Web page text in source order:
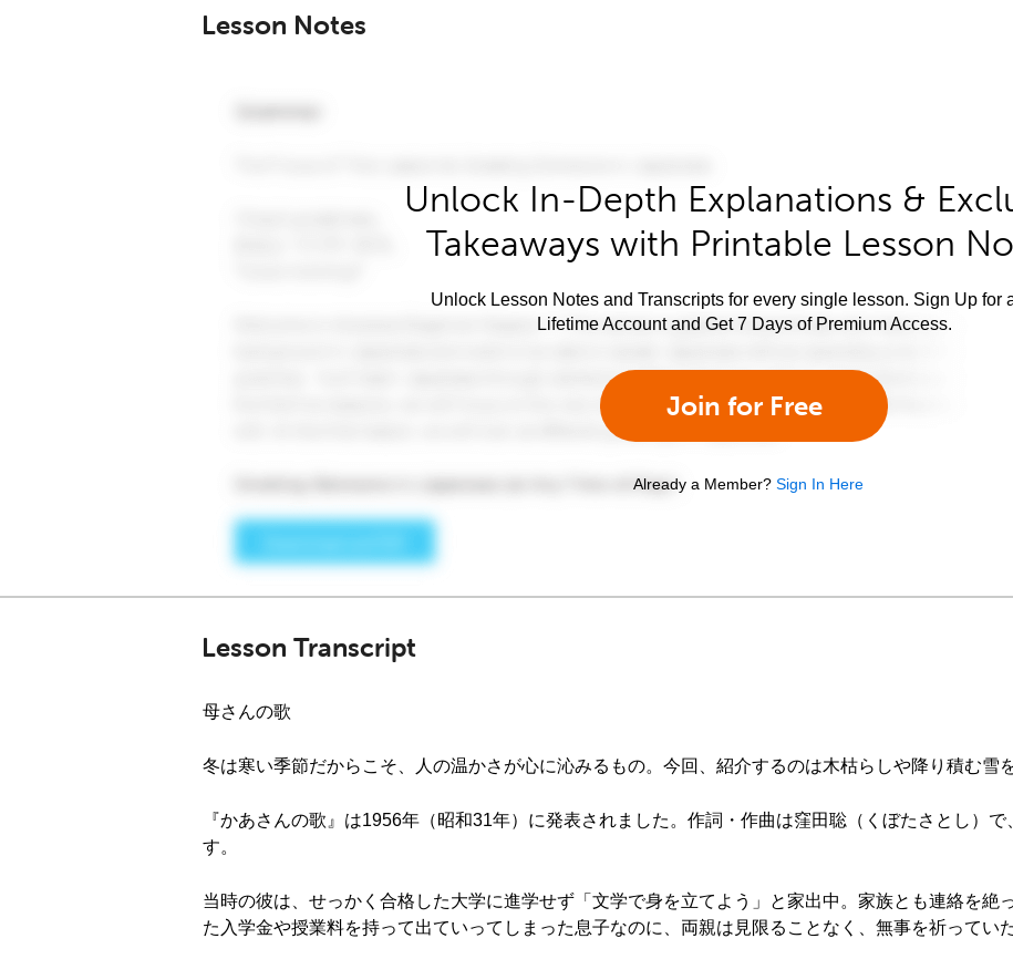
Lesson Notes
Unlock In-Depth Explanations &
Takeaways with Printable Lesson
Unlock Lesson Notes and Transcripts for every single lesson. Sign Up for
Lifetime Account and Get 7 Days of Premium Access.
Join for Free
Already a Member? Sign In Here
Lesson Transcript
母さんの歌
冬は寒い季節だからこそ、人の温かさが心に沁みるもの。今回、紹介するのは木枯らしや降り積む雪
『かあさんの歌』は1956年（昭和31年）に発表されました。作詞・作曲は窪田聡（くぼたさとし）
す。
当時の彼は、せっかく合格した大学に進学せず「文学で身を立てよう」と家出中。家族とも連絡を絶
た入学金や授業料を持って出ていってしまった息子なのに、両親は見限ることなく、無事を祈ってい